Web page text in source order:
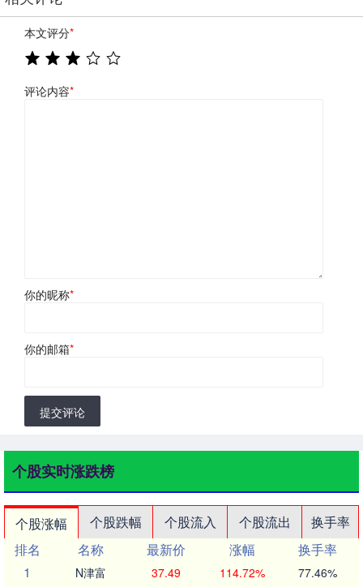
本文评分*
评论内容*
你的昵称*
你的邮箱*
提交评论
个股实时涨跌榜
个股涨幅 个股跌幅 个股流入 个股流出
换手率
排名
名称 最新价 涨幅
换手率
1
N津富 37.49 114.72% 77.46%